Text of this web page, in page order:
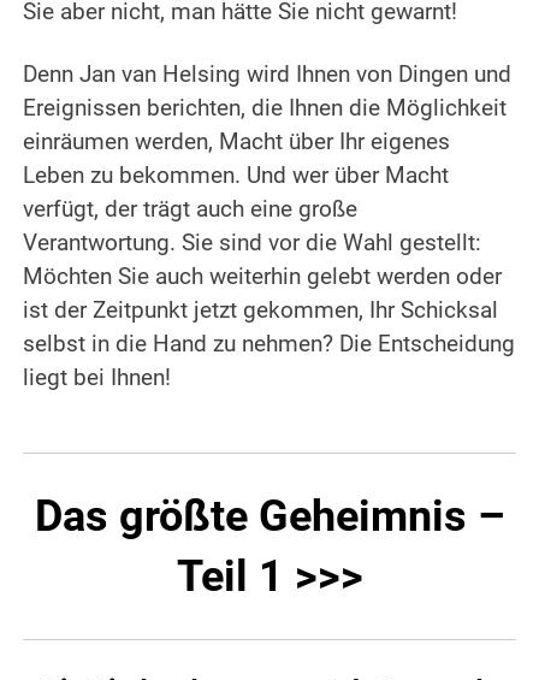
Sie aber nicht, man hätte Sie nicht gewarnt!
Denn Jan van Helsing wird Ihnen von Dingen und
Ereignissen berichten, die Ihnen die Möglichkeit
einräumen werden, Macht über Ihr eigenes
Leben zu bekommen. Und wer über Macht
verfügt, der trägt auch eine große
Verantwortung. Sie sind vor die Wahl gestellt:
Möchten Sie auch weiterhin gelebt werden oder
ist der Zeitpunkt jetzt gekommen, Ihr Schicksal
selbst in die Hand zu nehmen? Die Entscheidung
liegt bei Ihnen!
Das größte Geheimnis –
Teil 1 >>>